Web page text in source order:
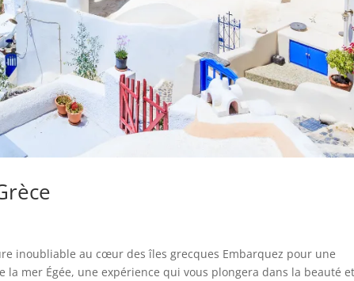
inoubliable au cœur des îles grecques Embarquez pour une
mer Égée, une expérience qui vous plongera dans la beauté